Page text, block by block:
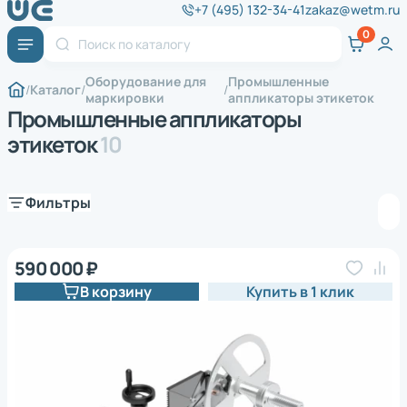
+7 (495) 132-34-41zakaz@wetm.ru
Каталог Оборудование для
маркировки
Промышленные
аппликаторы этикеток
Промышленные аппликаторы
этикеток10
Фильтры
590 000 ₽
В корзину Купить в 1 клик